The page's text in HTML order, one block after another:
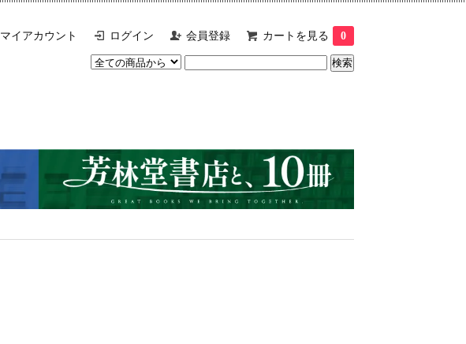
マイアカウント ログイン 会員登録 カートを見る 0